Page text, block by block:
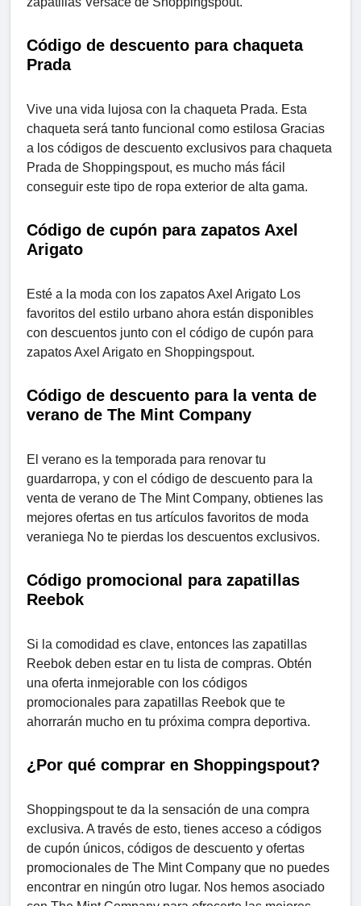
Código de descuento para chaqueta
Prada
Vive una vida lujosa con la chaqueta Prada. Esta
chaqueta será tanto funcional como estilosa Gracias
a los códigos de descuento exclusivos para chaqueta
Prada de Shoppingspout, es mucho más fácil
conseguir este tipo de ropa exterior de alta gama.
Código de cupón para zapatos Axel
Arigato
Esté a la moda con los zapatos Axel Arigato Los
favoritos del estilo urbano ahora están disponibles
con descuentos junto con el código de cupón para
zapatos Axel Arigato en Shoppingspout.
Código de descuento para la venta de
verano de The Mint Company
El verano es la temporada para renovar tu
guardarropa, y con el código de descuento para la
venta de verano de The Mint Company, obtienes las
mejores ofertas en tus artículos favoritos de moda
veraniega No te pierdas los descuentos exclusivos.
Código promocional para zapatillas
Reebok
Si la comodidad es clave, entonces las zapatillas
Reebok deben estar en tu lista de compras. Obtén
una oferta inmejorable con los códigos
promocionales para zapatillas Reebok que te
ahorrarán mucho en tu próxima compra deportiva.
¿Por qué comprar en Shoppingspout?
Shoppingspout te da la sensación de una compra
exclusiva. A través de esto, tienes acceso a códigos
de cupón únicos, códigos de descuento y ofertas
promocionales de The Mint Company que no puedes
encontrar en ningún otro lugar. Nos hemos asociado